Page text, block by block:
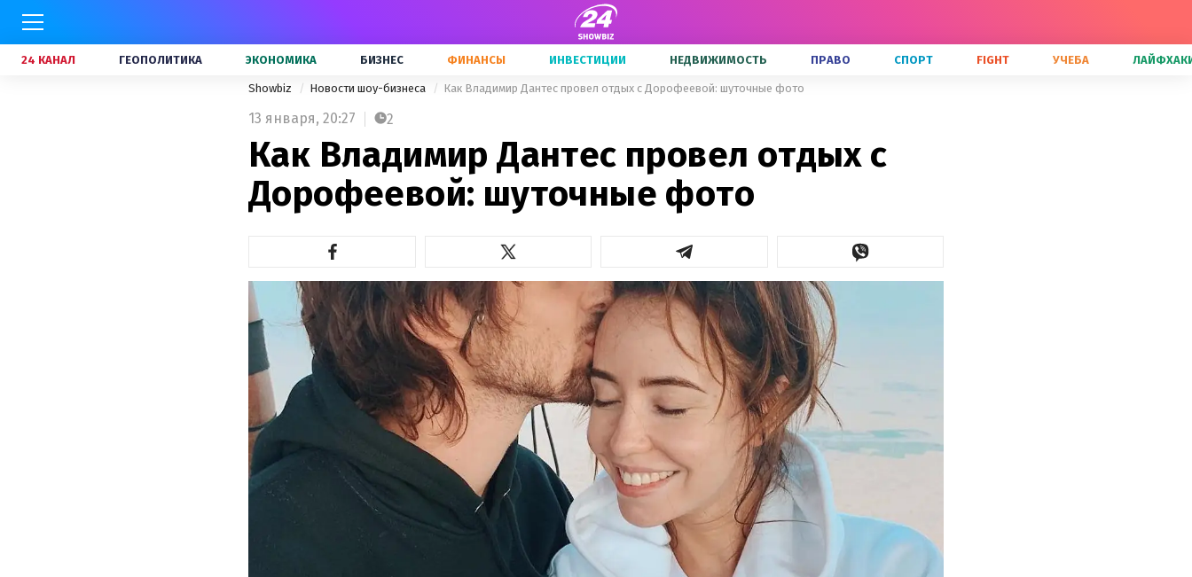
24 КАНАЛ ГЕОПОЛИТИКА ЭКОНОМИКА БИЗНЕС ФИНАНСЫ ИНВЕСТИЦИИ НЕДВИЖИМОСТЬ ПРАВО СПОРТ FIGHT УЧЕБА
Showbiz Новости шоу-бизнеса Как Владимир Дантес провел отдых с Дорофеевой: шуточные фото
13 января, 20:27 2
Как Владимир Дантес провел отдых с
Дорофеевой: шуточные фото